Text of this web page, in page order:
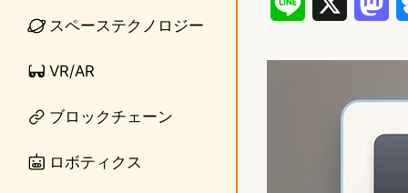
スペーステクノロジー
VR/AR
ブロックチェーン
ロボティクス
t